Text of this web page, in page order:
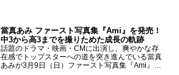
當真あみ ファースト写真集『Ami』を発売！
中3から高3までを撮りためた成長の軌跡
話題のドラマ・映画・CMに出演し、爽やかな存
在感でトップスターへの道を突き進んでいる當真
あみが3月9日（日）ファースト写真集『Ami』